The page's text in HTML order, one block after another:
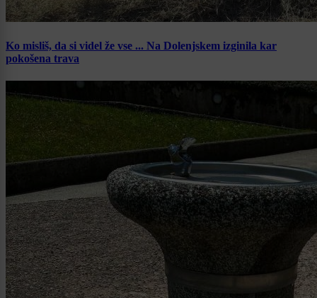
Ko misliš, da si videl že vse ... Na Dolenjskem izginila kar
pokošena trava